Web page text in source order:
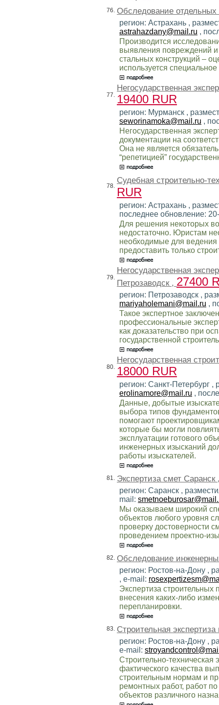
76. Обследование
регион: Астрахань ,
astrahazdany@mail.ru ,
Производится
выявления повреждений и
стальных конструкций –
используется
77.
Негосударственная
19400 RUR
регион: Мурманск ,
seworinamoka@mail.ru ,
Негосударственная
документации на
Она не является
“репетицией”
78.
Судебная строительно-
RUR
регион: Астрахань ,
последнее обновление:
Для решения некоторых
недостаточно. Юристам
необходимые для
предоставить только
79.
Негосударственная
Петрозаводск , 27400
регион: Петрозаводск ,
mariyaholemani@mail.ru ,
Такое экспертное
профессиональные
как доказательство при
государственной
80.
Негосударственная
18000 RUR
регион: Санкт-Петербург
erolinamore@mail.ru ,
Данные, добытые
выбора типов
помогают
которые бы могли
эксплуатации готового
инженерных изысканий
работы изыскателей.
81. Экспертиза смет
регион: Саранск ,
mail:
Мы оказываем широкий
объектов любого уровня
проверку достоверности
проведением проектно-
82. Обследование
регион: Ростов-на-Дону ,
, e-mail:
Экспертиза строительных
внесения каких-либо
перепланировки.
83. Строительная
регион: Ростов-на-Дону ,
e-mail:
Строительно-техническая
фактического качества
строительным нормам и
ремонтных работ, работ
объектов различного